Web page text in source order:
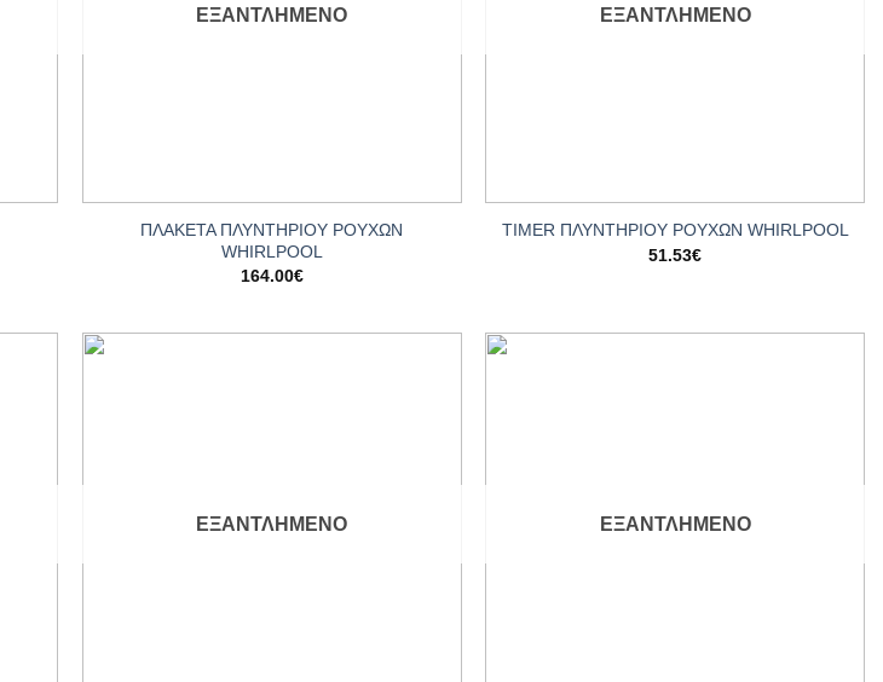
ΕΞΑΝΤΛΗΜΈΝΟ
ΠΛΑΚΕΤΑ ΠΛΥΝΤΗΡΙΟΥ ΡΟΥΧΩΝ
WHIRLPOOL
164.00€
ΕΞΑΝΤΛΗΜΈΝΟ
TIMER ΠΛΥΝΤΗΡΙΟΥ ΡΟΥΧΩΝ WHIRLPOOL
51.53€
ΕΞΑΝΤΛΗΜΈΝΟ ΕΞΑΝΤΛΗΜΈΝΟ